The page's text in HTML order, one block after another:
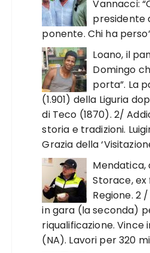
Vannacci:
presidente
ponente. Chi ha
Loano, il
Domingo
porta”. La
(1.901) della Liguria
di Teco (1870). 2/
storia e tradizioni.
Grazia della
Mendatica,
Storace,
Regione. 2
in gara (la seconda)
riqualificazione. Vince
(NA). Lavori per 320